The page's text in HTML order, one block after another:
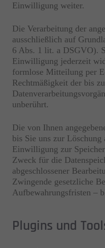
Einwilligung weiter.
Die Verarbeitung der
ausschließlich auf
6 Abs. 1 lit. a DSGVO).
Einwilligung jederzeit
formlose Mitteilung per
Rechtmäßigkeit der bis
unberührt.
Die von Ihnen
bis Sie uns zur
Einwilligung zur
Zweck für die
abgeschlossener
Zwingende gesetzliche
Aufbewahrungsfristen –
Plugins und